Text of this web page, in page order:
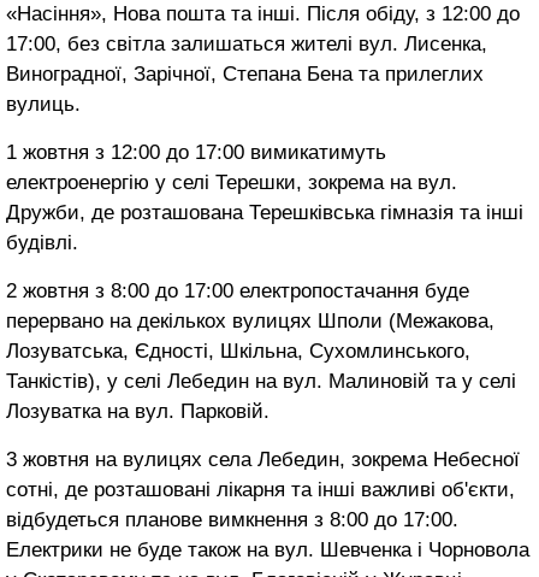
«Насіння», Нова пошта та інші. Після обіду, з 12:00 до
17:00, без світла залишаться жителі вул. Лисенка,
Виноградної, Зарічної, Степана Бена та прилеглих
вулиць.
1 жовтня з 12:00 до 17:00 вимикатимуть
електроенергію у селі Терешки, зокрема на вул.
Дружби, де розташована Терешківська гімназія та інші
будівлі.
2 жовтня з 8:00 до 17:00 електропостачання буде
перервано на декількох вулицях Шполи (Межакова,
Лозуватська, Єдності, Шкільна, Сухомлинського,
Танкістів), у селі Лебедин на вул. Малиновій та у селі
Лозуватка на вул. Парковій.
3 жовтня на вулицях села Лебедин, зокрема Небесної
сотні, де розташовані лікарня та інші важливі об'єкти,
відбудеться планове вимкнення з 8:00 до 17:00.
Електрики не буде також на вул. Шевченка і Чорновола